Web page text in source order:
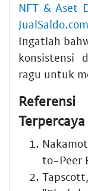
NFT & Aset
JualSaldo.com
Ingatlah
konsistensi
ragu untuk
Terpercaya
to-Peer